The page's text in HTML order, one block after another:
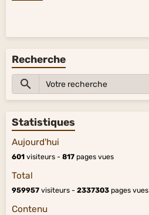
Recherche
Statistiques
Aujourd'hui
601 visiteurs - 817 pages vues
Total
959957 visiteurs - 2337303 pages vues
Contenu